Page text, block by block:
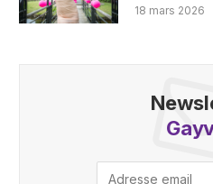
18 mars 2026